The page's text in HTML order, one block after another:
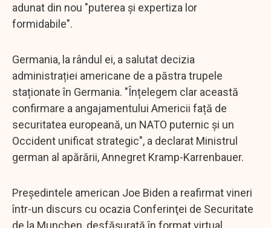
adunat din nou "puterea şi expertiza lor
formidabile".
Germania, la rândul ei, a salutat decizia
administrației americane de a păstra trupele
staționate în Germania. "Înțelegem clar această
confirmare a angajamentului Americii față de
securitatea europeană, un NATO puternic și un
Occident unificat strategic", a declarat Ministrul
german al apărării, Annegret Kramp-Karrenbauer.
Preşedintele american Joe Biden a reafirmat vineri
într-un discurs cu ocazia Conferinţei de Securitate
de la Munchen, desfăşurată în format virtual,